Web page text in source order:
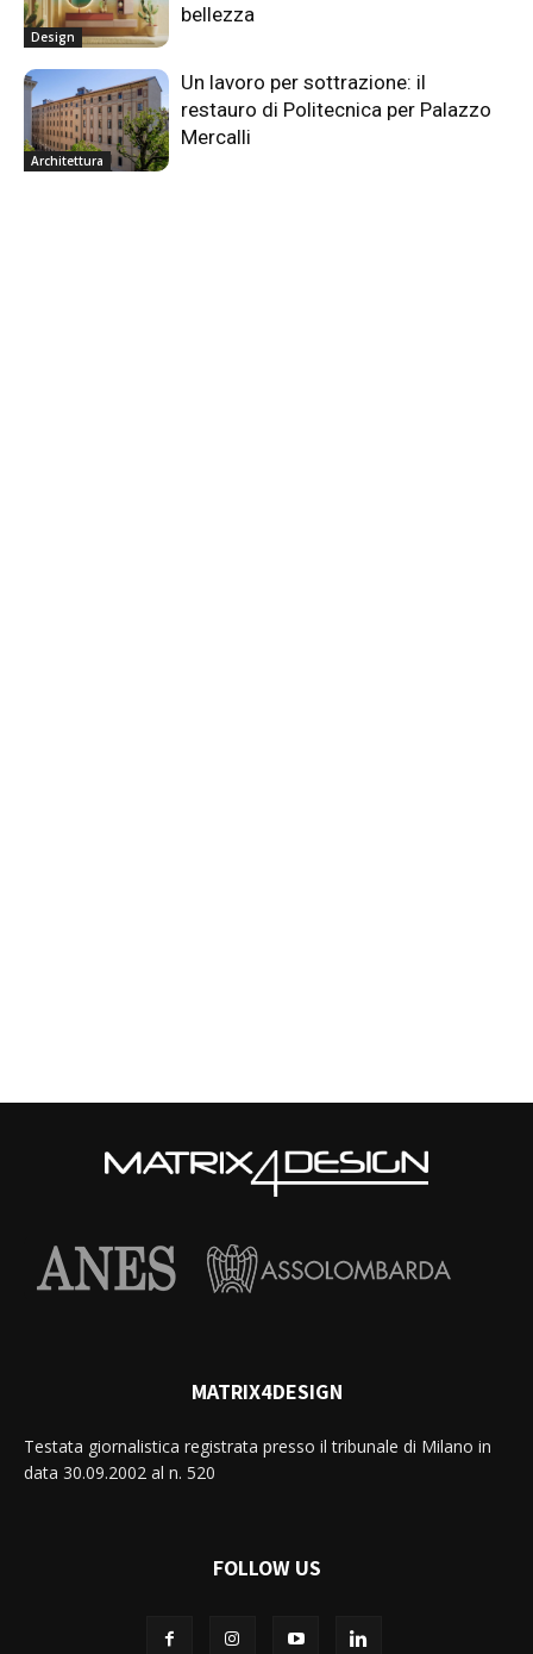
Design
bellezza
Architettura
Un lavoro per sottrazione: il
restauro di Politecnica per Palazzo
Mercalli
MATRIX4DESIGN
Testata giornalistica registrata presso il tribunale di Milano in
data 30.09.2002 al n. 520
FOLLOW US